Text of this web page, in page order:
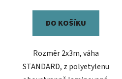
DO KOŠÍKU
Rozměr 2x3m, váha
STANDARD, z polyetylenu